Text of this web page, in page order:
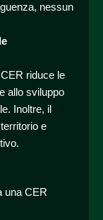
nessun
riduce le
allo sviluppo
Inoltre, il
e
una CER